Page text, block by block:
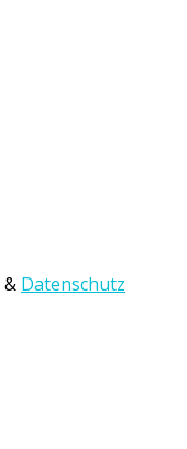
& Datenschutz